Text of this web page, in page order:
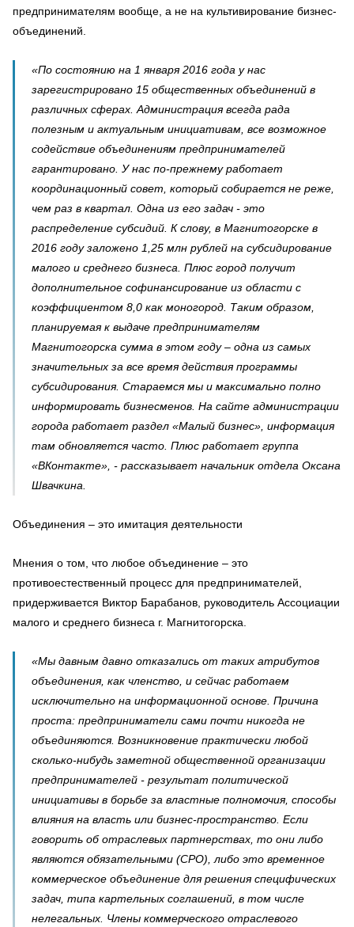
предпринимателям вообще, а не на культивирование бизнес-
объединений.
«По состоянию на 1 января 2016 года у нас
зарегистрировано 15 общественных объединений в
различных сферах. Администрация всегда рада
полезным и актуальным инициативам, все возможное
содействие объединениям предпринимателей
гарантировано. У нас по-прежнему работает
координационный совет, который собирается не реже,
чем раз в квартал. Одна из его задач - это
распределение субсидий. К слову, в Магнитогорске в
2016 году заложено 1,25 млн рублей на субсидирование
малого и среднего бизнеса. Плюс город получит
дополнительное софинансирование из области с
коэффициентом 8,0 как моногород. Таким образом,
планируемая к выдаче предпринимателям
Магнитогорска сумма в этом году – одна из самых
значительных за все время действия программы
субсидирования. Стараемся мы и максимально полно
информировать бизнесменов. На сайте администрации
города работает раздел «Малый бизнес», информация
там обновляется часто. Плюс работает группа
«ВКонтакте», - рассказывает начальник отдела Оксана
Швачкина.
Объединения – это имитация деятельности
Мнения о том, что любое объединение – это
противоестественный процесс для предпринимателей,
придерживается Виктор Барабанов, руководитель Ассоциации
малого и среднего бизнеса г. Магнитогорска.
«Мы давным давно отказались от таких атрибутов
объединения, как членство, и сейчас работаем
исключительно на информационной основе. Причина
проста: предприниматели сами почти никогда не
объединяются. Возникновение практически любой
сколько-нибудь заметной общественной организации
предпринимателей - результат политической
инициативы в борьбе за властные полномочия, способы
влияния на власть или бизнес-пространство. Если
говорить об отраслевых партнерствах, то они либо
являются обязательными (СРО), либо это временное
коммерческое объединение для решения специфических
задач, типа картельных соглашений, в том числе
нелегальных. Члены коммерческого отраслевого